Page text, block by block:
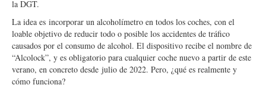
la DGT.
La idea es incorporar un alcoholímetro en todos los coches, con el
loable objetivo de reducir todo o posible los accidentes de tráfico
causados por el consumo de alcohol. El dispositivo recibe el nombre de
“Alcolock”, y es obligatorio para cualquier coche nuevo a partir de este
verano, en concreto desde julio de 2022. Pero, ¿qué es realmente y
cómo funciona?